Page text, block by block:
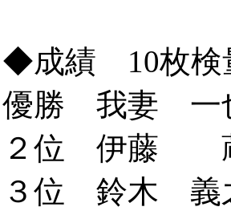
◆成績 10枚
優勝 我妻 一
２位 伊藤 蔵
３位 鈴木 義